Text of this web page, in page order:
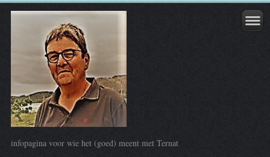
infopagina voor wie het (goed) meent met Ternat